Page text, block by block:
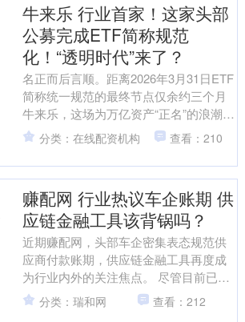
牛来乐 行业首家！这家头部
公募完成ETF简称规范
化！“透明时代”来了？
名正而后言顺。距离2026年3月31日ETF
简称统一规范的最终节点仅余约三个月
牛来乐，这场为万亿资产“正名”的浪潮，
正悄然重塑着资本市场的信任地基。它
预示着，一....
分类：在线配资机构 查看：210
赚配网 行业热议车企账期 供
应链金融工具该背锅吗？
近期赚配网，头部车企密集表态规范供
应商付款账期，供应链金融工具再度成
为行业内外的关注焦点。 尽管目前已有
近20家车企宣布将供应商账期统一至60
天内，但市场仍有担....
分类：瑞和网 查看：212